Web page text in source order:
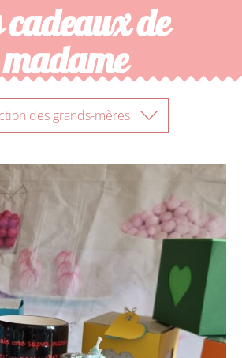
cadeaux de
madame
des grands-mères